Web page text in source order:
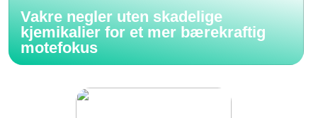
Vakre negler uten skadelige
kjemikalier for et mer bærekraftig
motefokus